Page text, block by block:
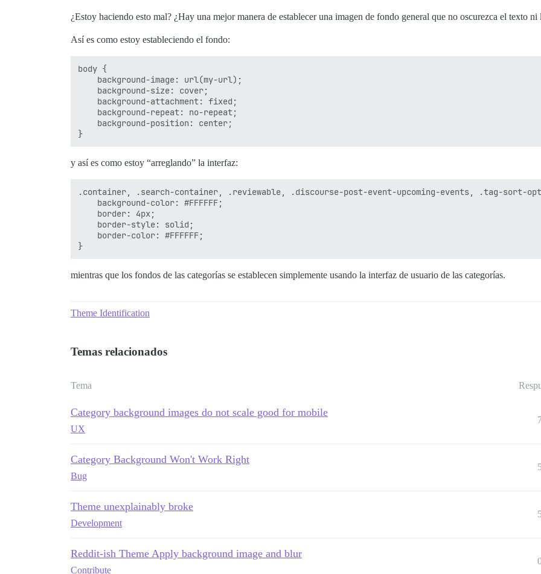
¿Estoy haciendo esto mal? ¿Hay una mejor manera de establecer una imagen de fondo general que no oscurezca el texto ni
Así es como estoy estableciendo el fondo:
body {
    background-image: url(my-url);
    background-size: cover;
    background-attachment: fixed;
    background-repeat: no-repeat;
    background-position: center;
y así es como estoy “arreglando” la interfaz:
.container, .search-container, .reviewable, .discourse-post-event-upcoming-events, .tag-sort-
    background-color: #FFFFFF;
    border: 4px;
    border-style: solid;
    border-color: #FFFFFF;
mientras que los fondos de las categorías se establecen simplemente usando la interfaz de usuario de las categorías.
Theme Identification
Temas relacionados
Tema
Category background images do not scale good for mobile
UX
Category Background Won't Work Right
Bug
Theme unexplainably broke
Development
Reddit-ish Theme Apply background image and blur
Contribute